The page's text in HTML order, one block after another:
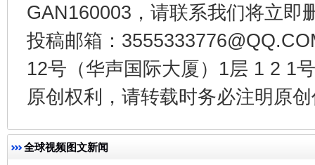
GAN160003，请联系我们将立即
投稿邮箱：
12号（华声国际大厦）1层 1 2 1
原创权利，请转载时务必注明原
全球视频图文新闻